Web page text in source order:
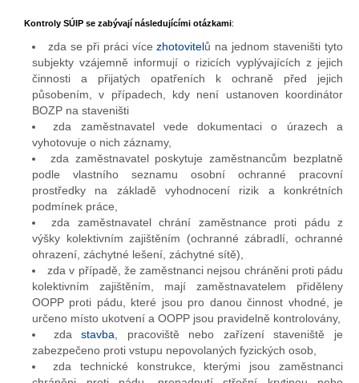
Kontroly SÚIP se zabývají následujícími otázkami:
zda se při práci vícezhotovitelů na jednom staveništi tyto
subjekty vzájemně informují o rizicích vyplývajících z jejich
činnosti a přijatých opatřeních k ochraně před jejich
působením, v případech, kdy není ustanoven koordinátor
BOZP na staveništi
zda zaměstnavatel vede dokumentaci o úrazech a
vyhotovuje o nich záznamy,
zda zaměstnavatel poskytuje zaměstnancům bezplatně
podle vlastního seznamu osobní ochranné pracovní
prostředky na základě vyhodnocení rizik a konkrétních
podmínek práce,
zda zaměstnavatel chrání zaměstnance proti pádu z
výšky kolektivním zajištěním (ochranné zábradlí, ochranné
ohrazení, záchytné lešení, záchytné sítě),
zda v případě, že zaměstnanci nejsou chráněni proti pádu
kolektivním zajištěním, mají zaměstnavatelem přiděleny
OOPP proti pádu, které jsou pro danou činnost vhodné, je
určeno místo ukotvení a OOPP jsou pravidelně kontrolovány,
zdastavba , pracoviště nebo zařízení staveniště je
zabezpečeno proti vstupu nepovolaných fyzických osob,
zda technické konstrukce, kterými jsou zaměstnanci